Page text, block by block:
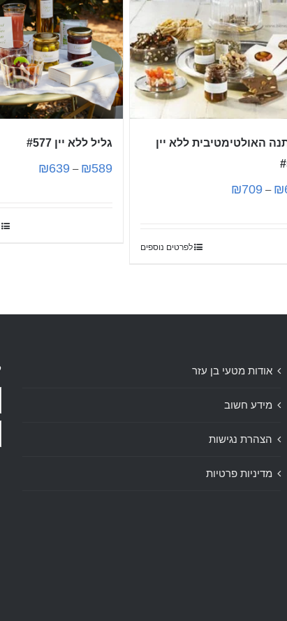
האולטימטיבית ללא יין
₪
–
₪709
לפרטים נוספים
גליל ללא יין #577
₪589
–
₪639
אודות מטעי בן עזר
מידע חשוב
הצהרת נגישות
מדיניות פרטיות